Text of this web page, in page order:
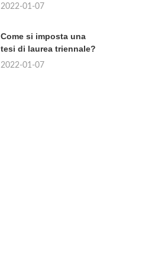
2022-01-07
Come si imposta una
tesi di laurea triennale?
2022-01-07